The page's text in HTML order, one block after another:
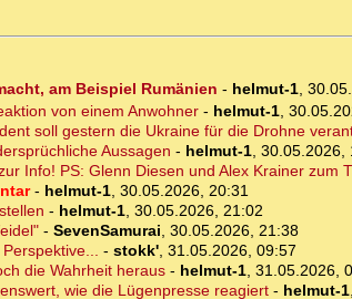
am Beispiel Rumänien - helmut-1,
von einem Anwohner- helmut-1,
soll gestern die Ukraine für die Drohne
Aussagen - helmut-1, 30.05.2026,
Info! PS: Glenn Diesen und Alex Krainer zum
- helmut-1, 30.05.2026, 20:31
- helmut-1, 30.05.2026, 21:02
- SevenSamurai, 30.05.2026, 21:38
- stokk', 31.05.2026, 09:57
die Wahrheit heraus- helmut-1, 31.05.2026,
wie die Lügenpresse reagiert- helmut-1,